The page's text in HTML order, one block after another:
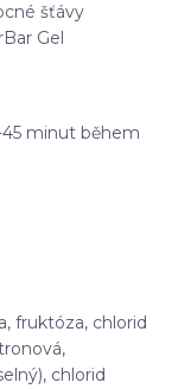
šťávy
Gel
minut během
fruktóza, chlorid
chlorid